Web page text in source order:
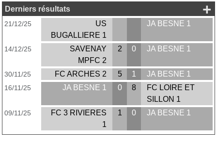
Derniers résultats
21/12/25
US
BUGALLIERE 1
JA BESNE 1
14/12/25
SAVENAY
MPFC 2
2 0 JA BESNE 1
30/11/25 FC ARCHES 2 5 1 JA BESNE 1
16/11/25 JA BESNE 1 0 8
FC LOIRE ET
SILLON 1
09/11/25
FC 3 RIVIERES
1
1 0 JA BESNE 1
+